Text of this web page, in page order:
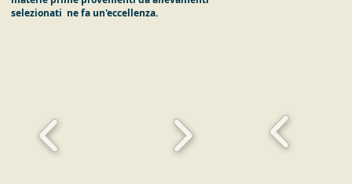
selezionati ne fa un'eccellenza.